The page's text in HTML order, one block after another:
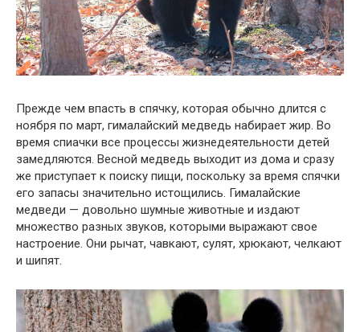
Прежде чем впасть в спячку, которая обычно длится с
ноября по март, гималайский медведь набирает жир. Во
время спиачки все процессы жизнедеятельности детей
замедляются. Весной медведь выходит из дома и сразу
же приступает к поиску пищи, поскольку за время спячки
его запасы значительно истощились. Гималайские
медведи — довольно шумные животные и издают
множество разных звуков, которыми выражают свое
настроение. Они рычат, чавкают, сулят, хрюкают, челкают
и шипят.